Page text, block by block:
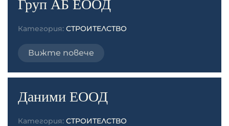
Категория: СТРОИТЕЛСТВО
Вижте повече
Даними ЕООД
Категория: СТРОИТЕЛСТВО